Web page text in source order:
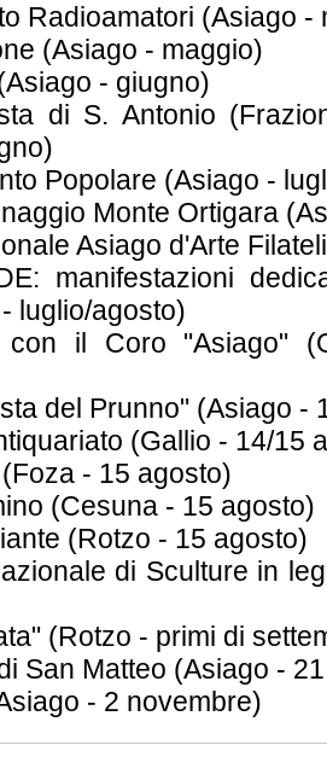
Radioamatori (Asiago -
(Asiago - maggio)
- giugno)
di S. Antonio
Popolare (Asiago -
Monte Ortigara
Asiago d'Arte
manifestazioni
luglio/agosto)
con il Coro "Asiago"
del Prunno" (Asiago -
(Gallio - 14/15
- 15 agosto)
(Cesuna - 15 agosto)
(Rotzo - 15 agosto)
di Sculture in
(Rotzo - primi di
San Matteo (Asiago -
- 2 novembre)